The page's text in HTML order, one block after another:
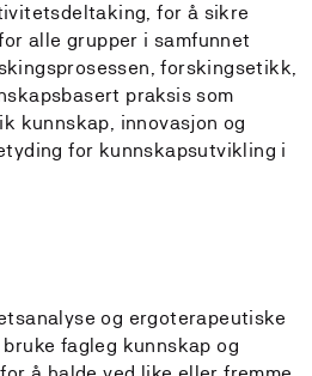
for å sikre
alle grupper i samfunnet
forskingsetikk,
praksis som
kunnskap, innovasjon og
for kunnskapsutvikling i
og ergoterapeutiske
fagleg kunnskap og